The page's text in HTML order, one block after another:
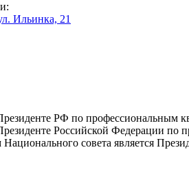
Ильинка, 21
РФ по профессиональным
Российской Федерации по
совета является